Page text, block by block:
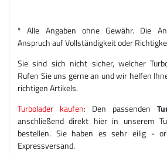
* Alle Angaben ohne Gewähr. Die
Anspruch auf Vollständigkeit oder
Sie sind sich nicht sicher, welcher
Rufen Sie uns gerne an und wir helfen
richtigen Artikels.
Turbolader kaufen: Den passenden
anschließend direkt hier in unserem
bestellen. Sie haben es sehr eilig -
Expressversand.